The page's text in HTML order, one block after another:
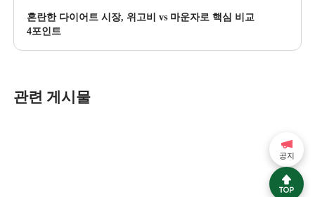
혼란한 다이어트 시장, 위고비 vs 마운자로 핵심 비교
4포인트
관련 게시물
공지